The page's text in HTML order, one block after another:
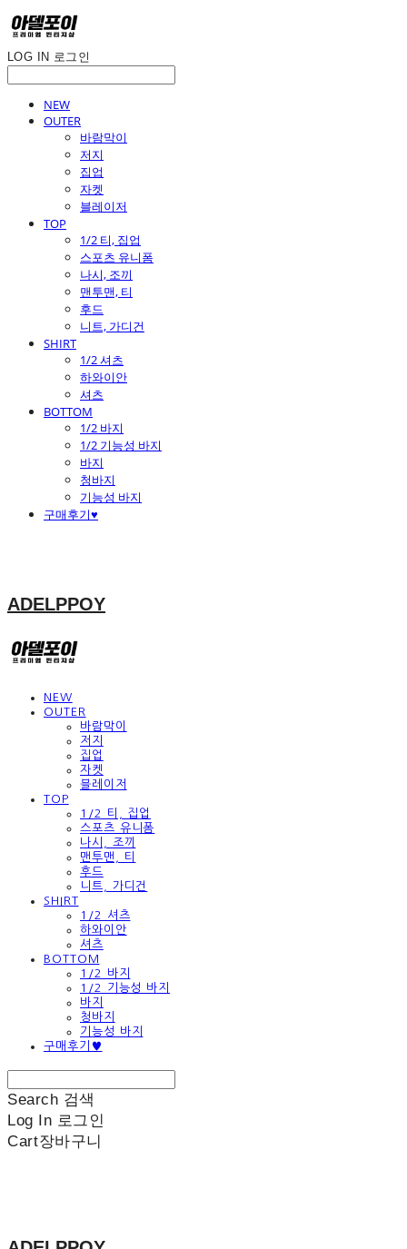
LOG IN 로그인
NEW
OUTER
바람막이
저지
집업
자켓
블레이저
TOP
1/2 티, 집업
스포츠 유니폼
나시, 조끼
맨투맨, 티
후드
니트, 가디건
SHIRT
1/2 셔츠
하와이안
셔츠
BOTTOM
1/2 바지
1/2 기능성 바지
바지
청바지
기능성 바지
구매후기♥
ADELPPOY
NEW
OUTER
바람막이
저지
집업
자켓
블레이저
TOP
1/2 티, 집업
스포츠 유니폼
나시, 조끼
맨투맨, 티
후드
니트, 가디건
SHIRT
1/2 셔츠
하와이안
셔츠
BOTTOM
1/2 바지
1/2 기능성 바지
바지
청바지
기능성 바지
구매후기♥
Search 검색
Log In 로그인
Cart장바구니